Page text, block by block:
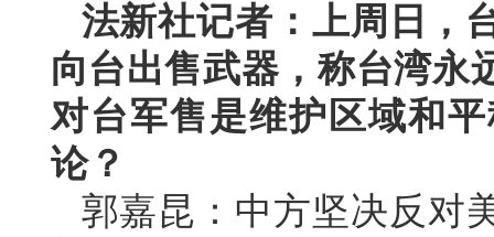
法新社记者：上周日，
向台出售武器，称台湾永
对台军售是维护区域和
论？
郭嘉昆：中方坚决反对